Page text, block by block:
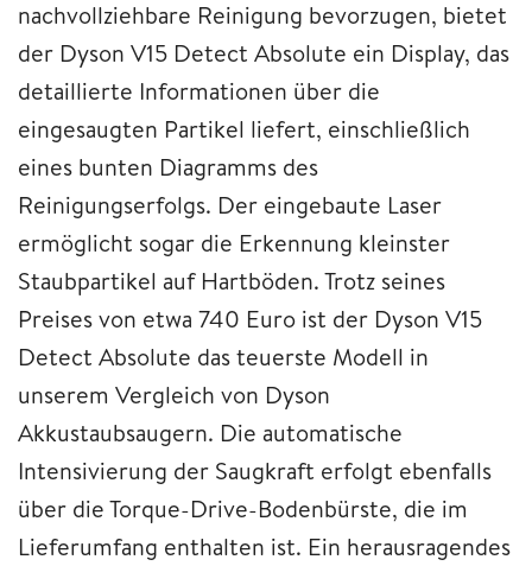
nachvollziehbare Reinigung bevorzugen, bietet
der Dyson V15 Detect Absolute ein Display, das
detaillierte Informationen über die
eingesaugten Partikel liefert, einschließlich
eines bunten Diagramms des
Reinigungserfolgs. Der eingebaute Laser
ermöglicht sogar die Erkennung kleinster
Staubpartikel auf Hartböden. Trotz seines
Preises von etwa 740 Euro ist der Dyson V15
Detect Absolute das teuerste Modell in
unserem Vergleich von Dyson
Akkustaubsaugern. Die automatische
Intensivierung der Saugkraft erfolgt ebenfalls
über die Torque-Drive-Bodenbürste, die im
Lieferumfang enthalten ist. Ein herausragendes